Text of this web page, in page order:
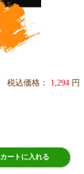
税込価格： 1,294 円
カートに入れる